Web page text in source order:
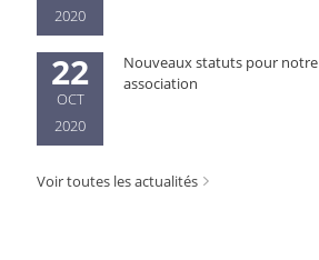
2020
22
OCT
2020
Nouveaux statuts pour notre
association
Voir toutes les actualités